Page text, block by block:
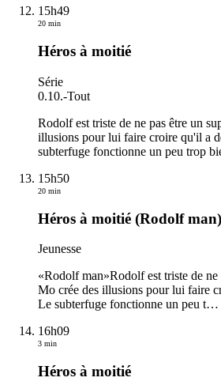
15h49
20 min
Héros à moitié
Série
0.10.-Tout
Rodolf est triste de ne pas être un
illusions pour lui faire croire qu'il a
subterfuge fonctionne un peu trop
15h50
20 min
Héros à moitié (Rodolf
Jeunesse
«Rodolf man»Rodolf est triste de ne
Mo crée des illusions pour lui faire
Le subterfuge fonctionne un peu t…
16h09
3 min
Héros à moitié